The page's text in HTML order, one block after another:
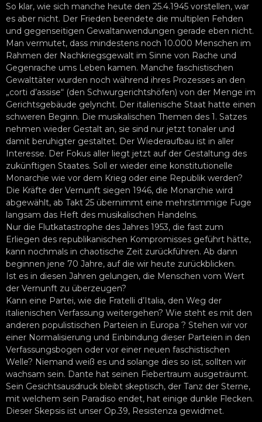
So klar, wie sich manche heute den 25.4.1945 vorstellen, war
es aber nicht. Der Frieden beendete die multiplen Fehden
und gegenseitigen Gewaltanwendungen gerade eben nicht.
Man vermutet, dass mindestens noch 10.000 Menschen im
Rahmen der Nachkriegsgewalt im Sinne von Rache und
Gegenrache ums Leben kamen. Manche faschistischen
Gewalttäter wurden noch während ihres Prozesses an den
„corti d’assise“ (den Schwurgerichtshöfen) von der Menge im
Gerichtsgebäude gelyncht. Der italienische Staat hatte einen
schweren Beginn. Die musikalischen Themen des 1. Satzes
nehmen wieder Gestalt an, sie sind nur jetzt tonaler und
damit beruhigter gestaltet. Der Wiederaufbau ist in aller
Interesse. Der Fokus aller liegt jetzt auf der Gestaltung des
zukünftigen Staates. Soll er wieder eine konstitutionelle
Monarchie wie vor dem Krieg oder eine Republik werden?
Die Kräfte der Vernunft siegen 1946, die Monarchie wird
abgewählt, ab Takt 25 übernimmt eine mehrstimmige Fuge
langsam das Heft des musikalischen Handelns.
Nur die Flutkatastrophe des Jahres 1953, die fast zum
Erliegen des republikanischen Kompromisses geführt hätte,
kann nochmals in chaotische Zeit zurückführen. Ab dann
beginnen jene 70 Jahre, auf die wir heute zurückblicken.
Ist es in diesen Jahren gelungen, die Menschen vom Wert
der Vernunft zu überzeugen?
Kann eine Partei, wie die Fratelli d’Italia, den Weg der
italienischen Verfassung weitergehen? Wie steht es mit den
anderen populistischen Parteien in Europa ? Stehen wir vor
einer Normalisierung und Einbindung dieser Parteien in den
Verfassungsbogen oder vor einer neuen faschistischen
Welle? Niemand weiß es und solange dies so ist, sollten wir
wachsam sein. Dante hat seinen Fiebertraum ausgeträumt.
Sein Gesichtsausdruck bleibt skeptisch, der Tanz der Sterne,
mit welchem sein Paradiso endet, hat einige dunkle Flecken.
Dieser Skepsis ist unser Op.39, Resistenza gewidmet.